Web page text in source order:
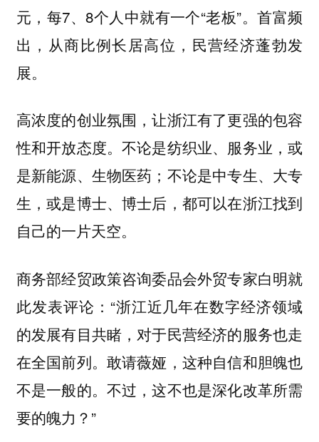
元，每7、8个人中就有一个“老板”。首富频
出，从商比例长居高位，民营经济蓬勃发
展。
高浓度的创业氛围，让浙江有了更强的包容
性和开放态度。不论是纺织业、服务业，或
是新能源、生物医药；不论是中专生、大专
生，或是博士、博士后，都可以在浙江找到
自己的一片天空。
商务部经贸政策咨询委品会外贸专家白明就
此发表评论：“浙江近几年在数字经济领域
的发展有目共睹，对于民营经济的服务也走
在全国前列。敢请薇娅，这种自信和胆魄也
不是一般的。不过，这不也是深化改革所需
要的魄力？”